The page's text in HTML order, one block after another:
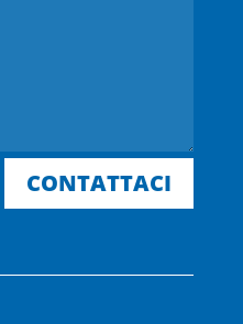
CONTATTACI